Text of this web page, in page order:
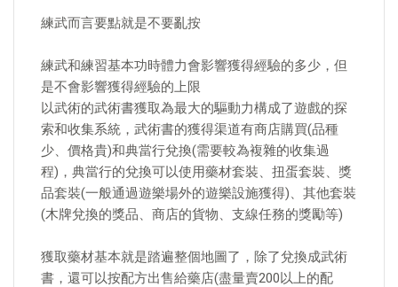
練武而言要點就是不要亂按
練武和練習基本功時體力會影響獲得經驗的多少，但
是不會影響獲得經驗的上限
以武術的武術書獲取為最大的驅動力構成了遊戲的探
索和收集系統，武術書的獲得渠道有商店購買(品種
少、價格貴)和典當行兌換(需要較為複雜的收集過
程)，典當行的兌換可以使用藥材套裝、扭蛋套裝、獎
品套裝(一般通過遊樂場外的遊樂設施獲得)、其他套裝
(木牌兌換的獎品、商店的貨物、支線任務的獎勵等)
獲取藥材基本就是踏遍整個地圖了，除了兌換成武術
書，還可以按配方出售給藥店(盡量賣200以上的配